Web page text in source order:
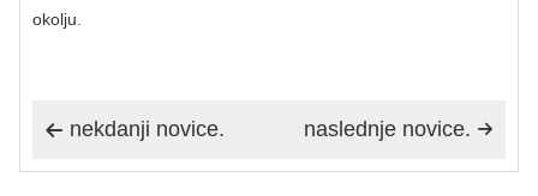
okolju.
 nekdanji novice. 
naslednje novice.